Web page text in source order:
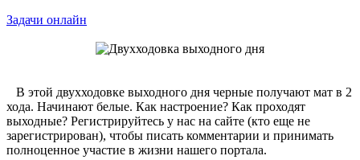
Задачи онлайн
В этой двухходовке выходного дня черные получают мат в 2
хода. Начинают белые. Как настроение? Как проходят
выходные? Регистрируйтесь у нас на сайте (кто еще не
зарегистрирован), чтобы писать комментарии и принимать
полноценное участие в жизни нашего портала.